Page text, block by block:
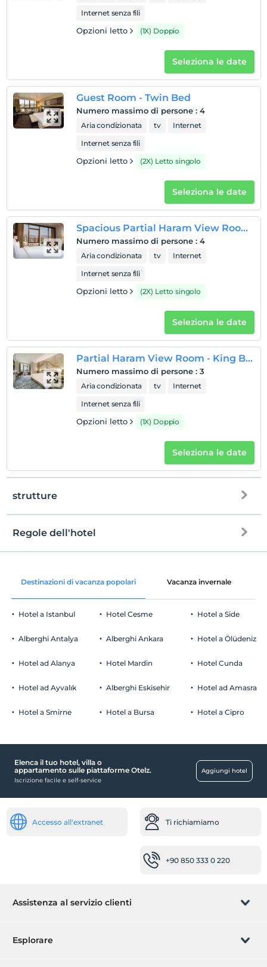
Internet senza fili
Opzioni letto (1X) Doppio
Seleziona le date
Guest Room - Twin Bed
Numero massimo di persone : 4
Aria condizionata tv
Internet
Internet senza fili
Opzioni letto (2X) Letto singolo
Seleziona le date
Spacious Partial Haram View Room - Twin Beds
Numero massimo di persone : 4
Aria condizionata tv
Internet
Internet senza fili
Opzioni letto (2X) Letto singolo
Seleziona le date
Partial Haram View Room - King Bed
Numero massimo di persone : 3
Aria condizionata tv
Internet
Internet senza fili
Opzioni letto (1X) Doppio
Seleziona le date
strutture
Aree comuni e tutte le camere
Parcheggio auto
Gratuito Parcheggio privato
Luoghi pubblici
Atrio
camere familiari
centro fitness
Ristorante
Regole dell'hotel
registrare
Guardare
L'ultimo 12:00 e prima
animale domestico
fumare
I bambini di età inferiore a 2 non vengono addebitati
carte di credito valide
Destinazioni di vacanza popolari Vacanza invernale
Hotel a Istanbul
Alberghi Antalya
Hotel ad Alanya
Hotel ad Ayvalık
Hotel a Smirne
Hotel Cesme
Alberghi Ankara
Hotel Mardin
Alberghi Eskisehir
Hotel a Bursa
Hotel a Side
Hotel a Ölüdeniz
Hotel Cunda
Hotel ad Amasra
Hotel a Cipro
Elenca il tuo hotel, villa o
appartamento sulle piattaforme Otelz.
Iscrizione facile e self-service
Aggiungi hotel
Accesso all'extranet Ti richiamiamo
+90 850 333 0 220
Assistenza al servizio clienti
Gestisci la prenotazione
Esplorare